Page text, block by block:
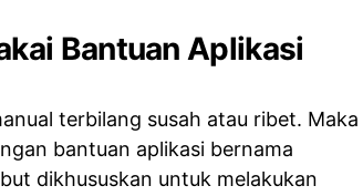
Bantuan Aplikasi
terbilang susah atau ribet. Maka
bantuan aplikasi bernama
dikhususkan untuk melakukan